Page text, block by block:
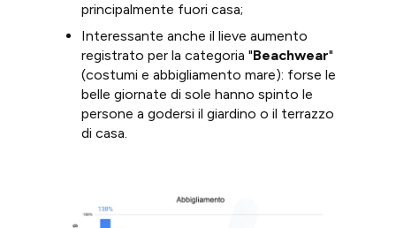
principalmente fuori casa;
Interessante anche il lieve aumento
registrato per la categoria "Beachwear"
(costumi e abbigliamento mare): forse le
belle giornate di sole hanno spinto le
persone a godersi il giardino o il terrazzo
di casa.